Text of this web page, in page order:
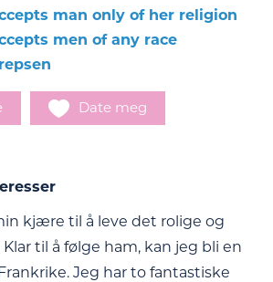
man only of her religion
men of any race
Date meg
kjære til å leve det rolige og
til å følge ham, kan jeg bli en
Jeg har to fantastiske